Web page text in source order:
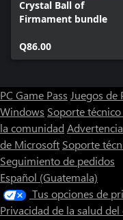
Crystal Ball of
Firmament bundle
Q86.00
PC Game Pass Juegos de
Windows Soporte técnico
la comunidad
de Microsoft Soporte
Seguimiento de pedidos
Español (Guatemala)
Tus opciones de
Privacidad de la salud